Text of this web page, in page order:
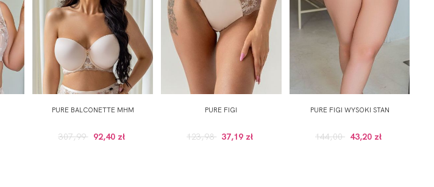
PURE BALCONETTE MHM
307,99 92,40 zł
PURE FIGI
123,98 37,19 zł
PURE FIGI WYSOKI STAN
144,00 43,20 zł